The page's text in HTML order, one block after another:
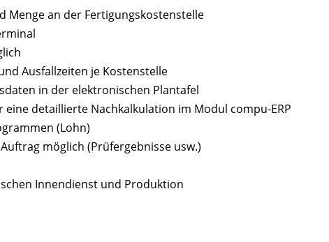
Menge an der Fertigungskostenstelle
Ausfallzeiten je Kostenstelle
in der elektronischen Plantafel
detaillierte Nachkalkulation im Modul compu-ERP
(Lohn)
möglich (Prüfergebnisse usw.)
Innendienst und Produktion